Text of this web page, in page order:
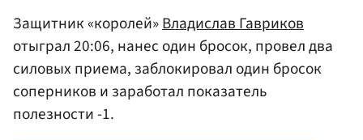
Защитник «королей»Владислав Гавриков
отыграл 20:06, нанес один бросок, провел два
силовых приема, заблокировал один бросок
соперников и заработал показатель
полезности -1.